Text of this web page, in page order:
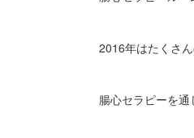
2016年はたくさ
腸心セラピーを